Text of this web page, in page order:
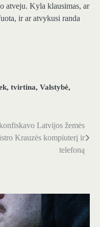
atveju. Kyla klausimas, ar
ir ar atvykusi randa
, tvirtina, Valstybė,
Latvijos žemės
Krauzės kompiuterį ir
telefoną